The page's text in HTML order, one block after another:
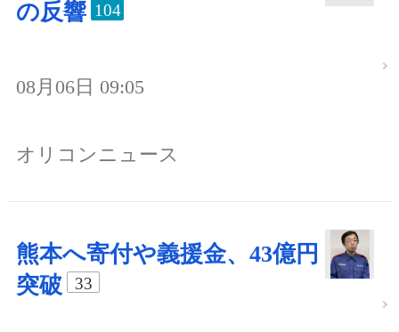
の反響 104
08月06日 09:05
オリコンニュース
熊本へ寄付や義援金、43億円
突破
33